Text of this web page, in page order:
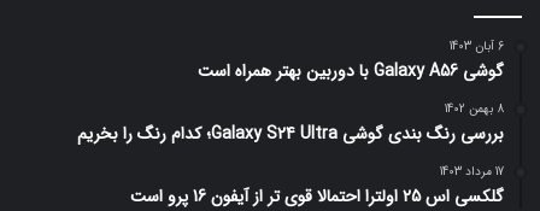
6 آبان 1403
گوشی Galaxy A56 با دوربین بهتر همراه است
8 بهمن 1402
بررسی رنگ بندی گوشی Galaxy S24 Ultra؛ کدام رنگ را بخریم
17 مرداد 1403
گلکسی اس 25 اولترا احتمالا قوی تر از آیفون 16 پرو است